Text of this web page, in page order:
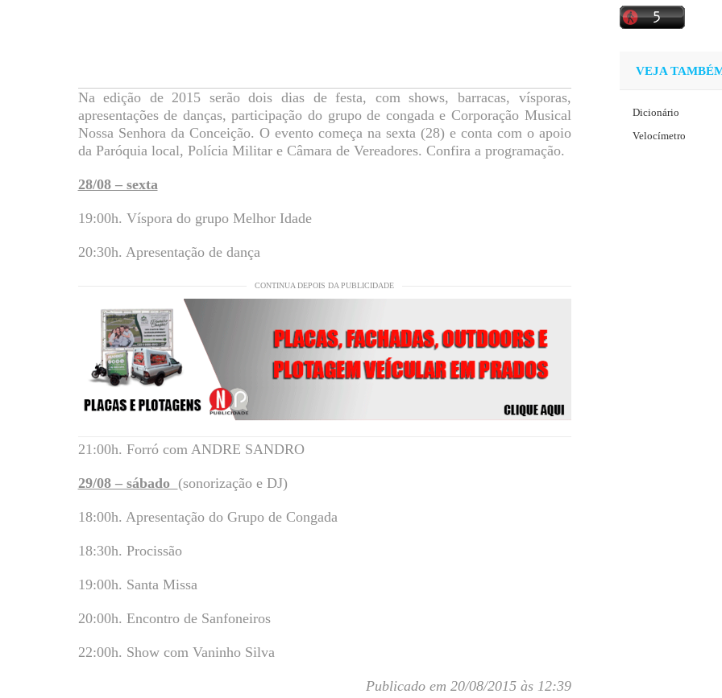
Na edição de 2015 serão dois dias de festa, com shows, barracas, vísporas,
apresentações de danças, participação do grupo de congada e Corporação Musical
Nossa Senhora da Conceição. O evento começa na sexta (28) e conta com o apoio
da Paróquia local, Polícia Militar e Câmara de Vereadores. Confira a programação.
28/08 – sexta
19:00h. Víspora do grupo Melhor Idade
20:30h. Apresentação de dança
CONTINUA DEPOIS DA PUBLICIDADE
21:00h. Forró com ANDRE SANDRO
29/08 – sábado (sonorização e DJ)
18:00h. Apresentação do Grupo de Congada
18:30h. Procissão
19:00h. Santa Missa
20:00h. Encontro de Sanfoneiros
22:00h. Show com Vaninho Silva
Publicado em 20/08/2015 às 12:39
VEJA
Dicionário
Velocímetro